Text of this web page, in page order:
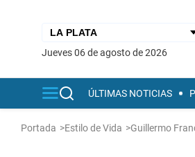
jueves 06 de agosto de 2026
ÚLTIMAS NOTICIAS
Portada >Estilo de Vida >Guillermo